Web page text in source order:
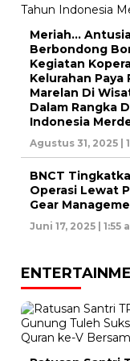
Meriah…
Berbondong
Kegiatan
Kelurahan Paya
Marelan Di
Dalam Rangka
Indonesia
Agustus 31, 2025 |
BNCT
Operasi Lewat
Gear
Juni 17, 2025 | 1:55